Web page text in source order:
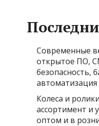
Современные
открытое ПО,
безопасность,
автоматизация
Колеса и
ассортимент и
оптом и в